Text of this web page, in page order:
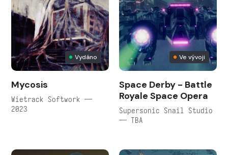
Vydáno
Mycosis
Wietrack Softwork —
2023
Ve vývoji
Space Derby - Battle
Royale Space Opera
Supersonic Snail Studio
— TBA